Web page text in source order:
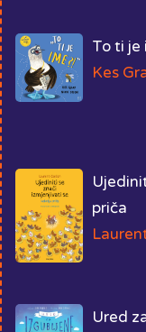
To ti je
Kes
priča
Ured